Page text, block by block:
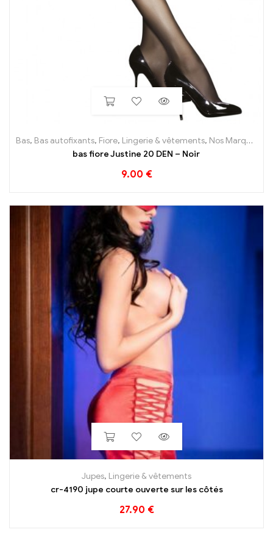
Bas, Bas autofixants, Fiore, Lingerie & vêtements, Nos Marques
bas fiore Justine 20 DEN – Noir
9.00 €
Jupes, Lingerie & vêtements
cr-4190 jupe courte ouverte sur les côtés
27.90 €